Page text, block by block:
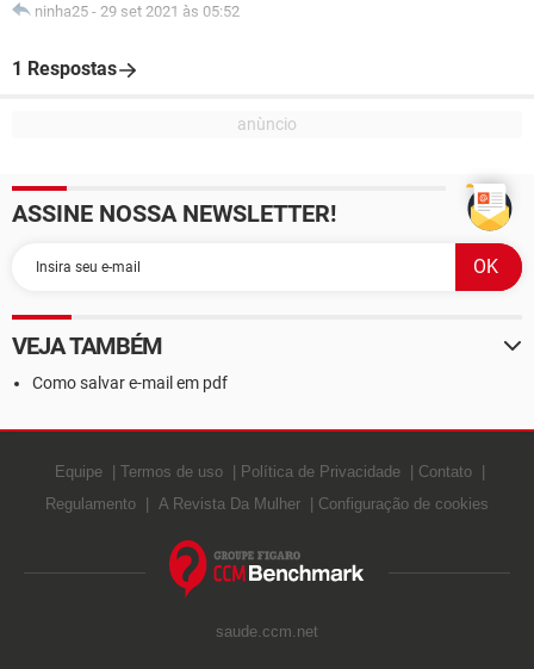
ninha25 - 29 set 2021 às 05:52
1 Respostas
ASSINE NOSSA NEWSLETTER!
VEJA TAMBÉM
Como salvar e-mail em pdf
Equipe Termos de uso Política de Privacidade
Contato
Regulamento
A Revista Da Mulher Configuração de cookies
saude.ccm.net